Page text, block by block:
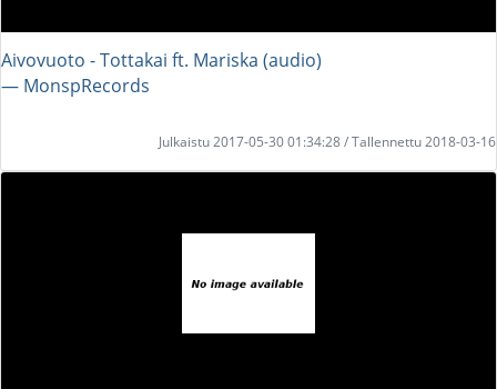
Aivovuoto - Tottakai ft. Mariska (audio)
― MonspRecords
Julkaistu 2017-05-30 01:34:28 / Tallennettu 2018-03-16